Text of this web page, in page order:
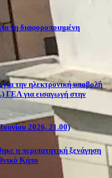
τη διαφοροποιημένη
την ηλεκτρονική υποβολή
ΓΕΛ για εισαγωγή στην
2026, 21.00)
η περιπατητική ξενάγηση
Κήπο